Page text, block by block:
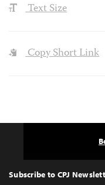
Text Size
Copy Short Link
Top
Subscribe to CPJ